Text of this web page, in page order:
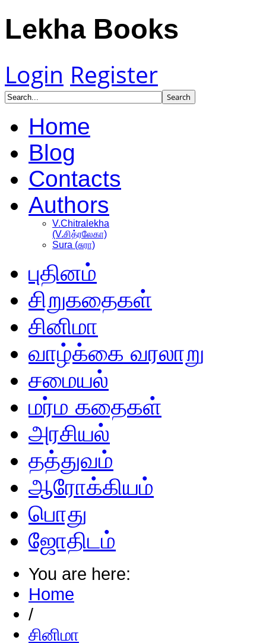
Lekha Books
Login Register
Home
Blog
Contacts
Authors
V.Chitralekha
(V.சித்ரலேகா)
Sura (சுரா)
புதினம்
சிறுகதைகள்
சினிமா
வாழ்க்கை வரலாறு
சமையல்
மர்ம கதைகள்
அரசியல்
தத்துவம்
ஆரோக்கியம்
பொது
ஜோதிடம்
You are here:
Home
/
சினிமா